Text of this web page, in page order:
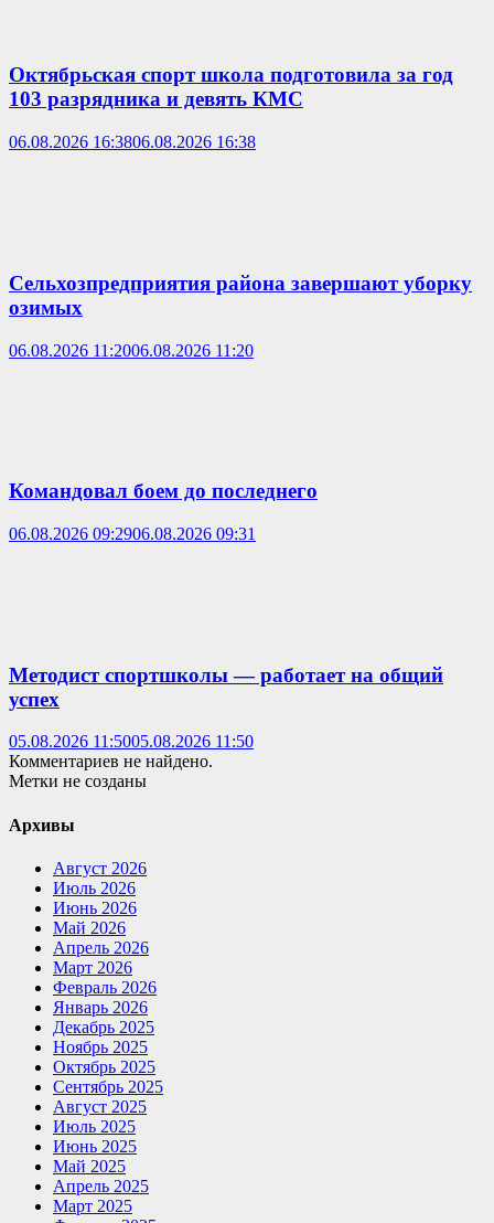
Октябрьская спорт школа подготовила за год
103 разрядника и девять КМС
06.08.2026 16:3806.08.2026 16:38
Сельхозпредприятия района завершают уборку
озимых
06.08.2026 11:2006.08.2026 11:20
Командовал боем до последнего
06.08.2026 09:2906.08.2026 09:31
Методист спортшколы — работает на общий
успех
05.08.2026 11:5005.08.2026 11:50
Комментариев не найдено.
Метки не созданы
Архивы
Август 2026
Июль 2026
Июнь 2026
Май 2026
Апрель 2026
Март 2026
Февраль 2026
Январь 2026
Декабрь 2025
Ноябрь 2025
Октябрь 2025
Сентябрь 2025
Август 2025
Июль 2025
Июнь 2025
Май 2025
Апрель 2025
Март 2025